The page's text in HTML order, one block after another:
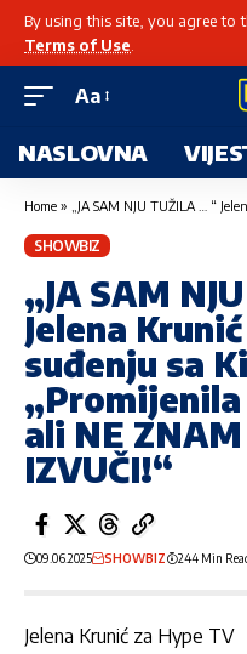
By using this site, you agree to
Terms of Use
Aa
NASLOVNA
Home » „JA SAM NJU TUŽILA … “ Jelena Krunić za Hype TV o
SHOWBIZ
„JA SAM
Jelena
suđenju sa
„Promijenila
ali NE ZNAM
IZVUČI!“
09.06.2025 SHOWBIZ 244 Min
Jelena Krunić za Hype TV